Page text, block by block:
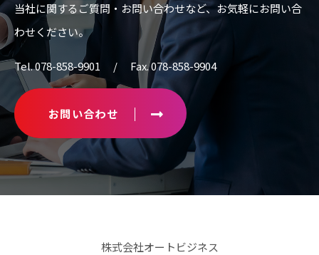
当社に関するご質問・お問い合わせなど、お気軽にお問い合
わせください。
Tel. 078-858-9901 / Fax. 078-858-9904
お問い合わせ
株式会社オートビジネス